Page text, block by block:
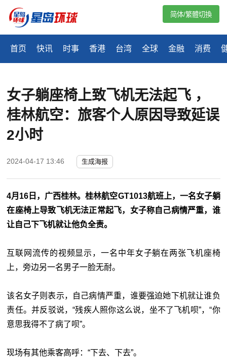
首页 快讯 时事 香港 台湾 全球 金融 消费
简体/繁體切換
女子躺座椅上致飞机无法起飞 ，
桂林航空：旅客个人原因导致延误
2小时
2024-04-17 13:46 生成海报
4月16日，广西桂林。桂林航空GT1013航班上，一名女子躺
在座椅上导致飞机无法正常起飞，女子称自己病情严重，谁
让自己下飞机就让他负全责。
互联网流传的视频显示，一名中年女子躺在两张飞机座椅
上，旁边另一名男子一脸无耐。
该名女子则表示，自己病情严重，谁要强迫她下机就让谁负
责任。并反驳说，“残疾人照你这么说，坐不了飞机呗”，“你
意思我得不了病了呗”。
现场有其他乘客高呼：“下去、下去”。